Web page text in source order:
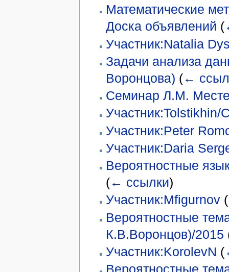
Математические
Доска объявлений (
Участник:Natalia
Задачи анализа
Воронцова) (←
Семинар Л.М.
Участник:Tolstikhin/
Участник:Peter
Участник:Daria
Вероятностные
(← ссылки)
Участник:Mfigurnov (
Вероятностные
К.В.Воронцов)/2015
Участник:KorolevN (
Вероятностные